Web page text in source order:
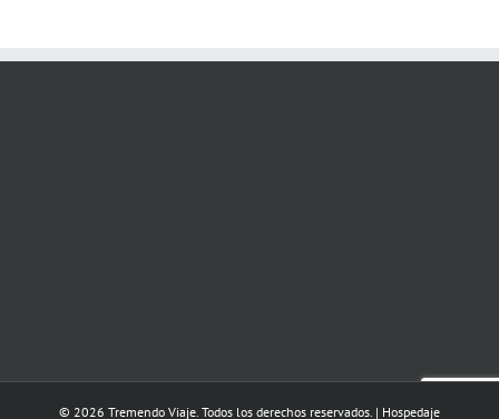
© 2026 Tremendo Viaje. Todos los derechos reservados. | Hospedaje